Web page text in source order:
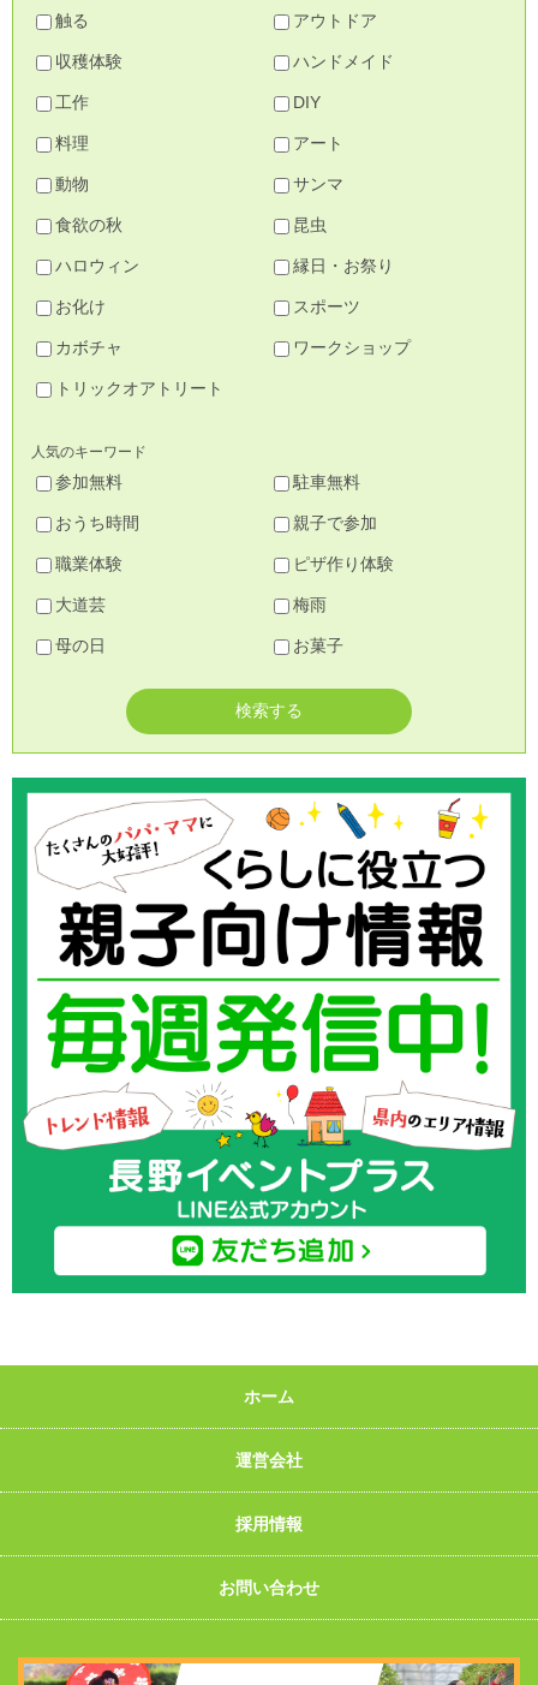
触る アウトドア
収穫体験 ハンドメイド
工作 DIY
料理 アート
動物 サンマ
食欲の秋 昆虫
ハロウィン 縁日・お祭り
お化け スポーツ
カボチャ ワークショップ
トリックオアトリート
人気のキーワード
参加無料 駐車無料
おうち時間 親子で参加
職業体験 ピザ作り体験
大道芸 梅雨
母の日 お菓子
ホーム
運営会社
採用情報
お問い合わせ